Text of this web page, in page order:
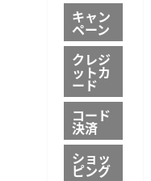
キャン
ペーン
クレジ
ットカ
ード
コード
決済
ショッ
ピング